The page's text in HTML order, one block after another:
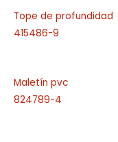
Tope de profundidad
415486-9
Maletín pvc
824789-4